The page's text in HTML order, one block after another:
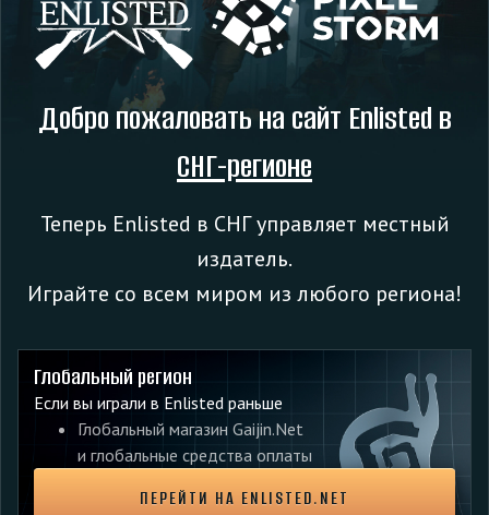
Добро пожаловать на сайт Enlisted в
СНГ-регионе
Теперь Enlisted в СНГ управляет местный
издатель.
Играйте со всем миром из любого региона!
Глобальный регион
Если вы играли в Enlisted раньше
Глобальный магазин Gaijin.Net
и глобальные средства оплаты
ПЕРЕЙТИ НА ENLISTED.NET
выпадать из этих сундуков чаще — наряду с уникальными
элементами формы отрядов из событий и премиум-